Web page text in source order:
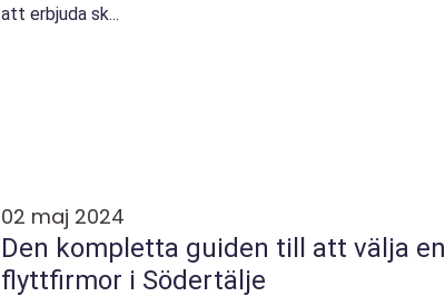
att erbjuda sk...
02 maj 2024
Den kompletta guiden till att välja en
flyttfirmor i Södertälje